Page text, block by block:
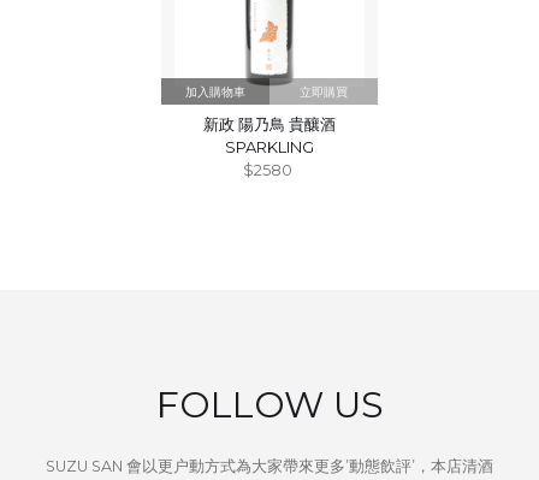
立即購買
新政 陽乃鳥 貴釀酒
SPARKLING
$2580
FOLLOW US
SUZU SAN 會以更户動方式為大家帶來更多’動態飲評’，本店清酒